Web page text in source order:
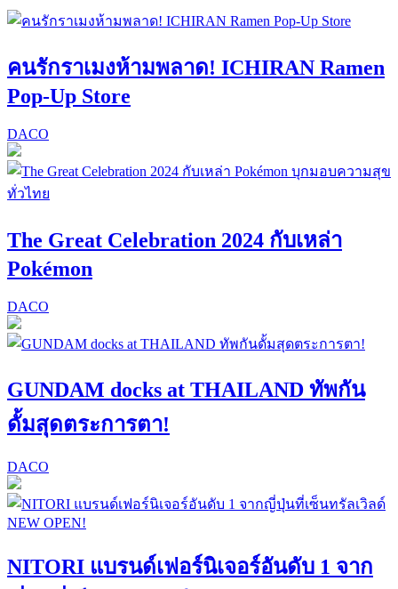
คนรักราเมงห้ามพลาด! ICHIRAN Ramen
Pop-Up Store
DACO
The Great Celebration 2024 กับเหล่า
Pokémon
DACO
GUNDAM docks at THAILAND ทัพกัน
ดั้มสุดตระการตา!
DACO
NEW OPEN!
NITORI แบรนด์เฟอร์นิเจอร์อันดับ 1 จาก